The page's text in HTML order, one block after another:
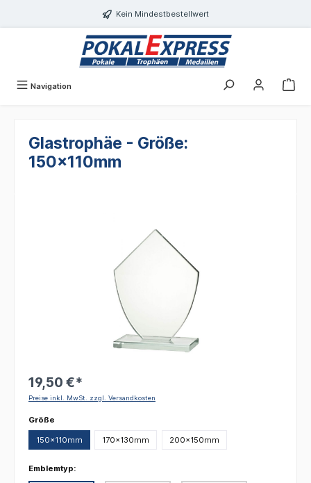
Kein Mindestbestellwert
Navigation
Glastrophäe - Größe:
150x110mm
19,50 €*
Preise inkl. MwSt. zzgl. Versandkosten
Größe
150x110mm 170x130mm 200x150mm
Emblemtyp: